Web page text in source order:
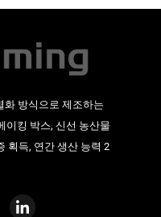
화 방식으로 제조하는
이킹 박스, 신선 농산물
획득, 연간 생산 능력 2